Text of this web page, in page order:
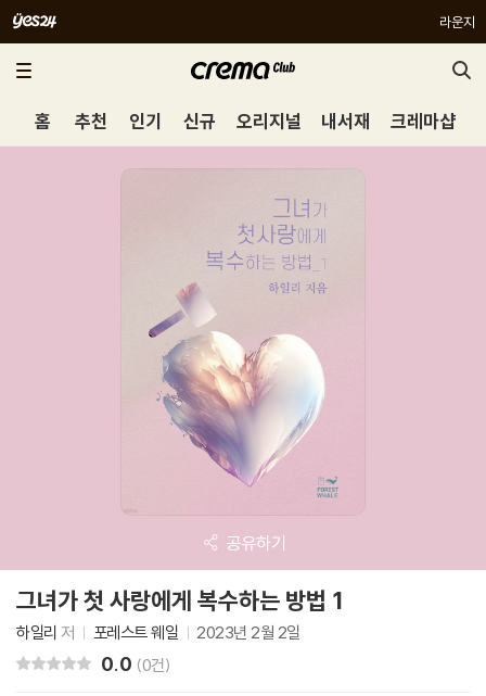
라운지
홈 추천 인기 신규 오리지널 내서재 크레마샵
공유하기
그녀가 첫 사랑에게 복수하는 방법 1
하일리 저 포레스트 웨일 2023년 2월 2일
0.0 (0건)